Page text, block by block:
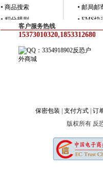
商品搜索
积分规则
邮局邮
EMS快
客户服务热线
15373010320,18533126805
反恐户
外商城
保密包装 支付方式 订
版权所有 反